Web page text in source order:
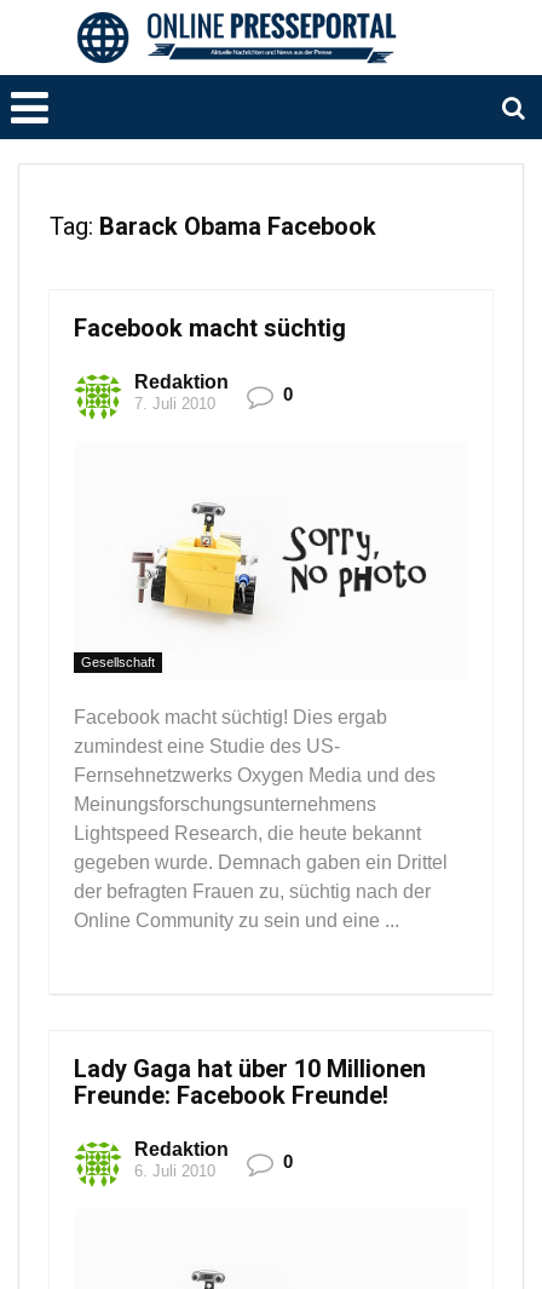
Tag: Barack Obama Facebook
Facebook macht süchtig
Redaktion
7. Juli 2010 0
Gesellschaft
Facebook macht süchtig! Dies ergab
zumindest eine Studie des US-
Fernsehnetzwerks Oxygen Media und des
Meinungsforschungsunternehmens
Lightspeed Research, die heute bekannt
gegeben wurde. Demnach gaben ein Drittel
der befragten Frauen zu, süchtig nach der
Online Community zu sein und eine ...
Lady Gaga hat über 10 Millionen
Freunde: Facebook Freunde!
Redaktion
6. Juli 2010 0